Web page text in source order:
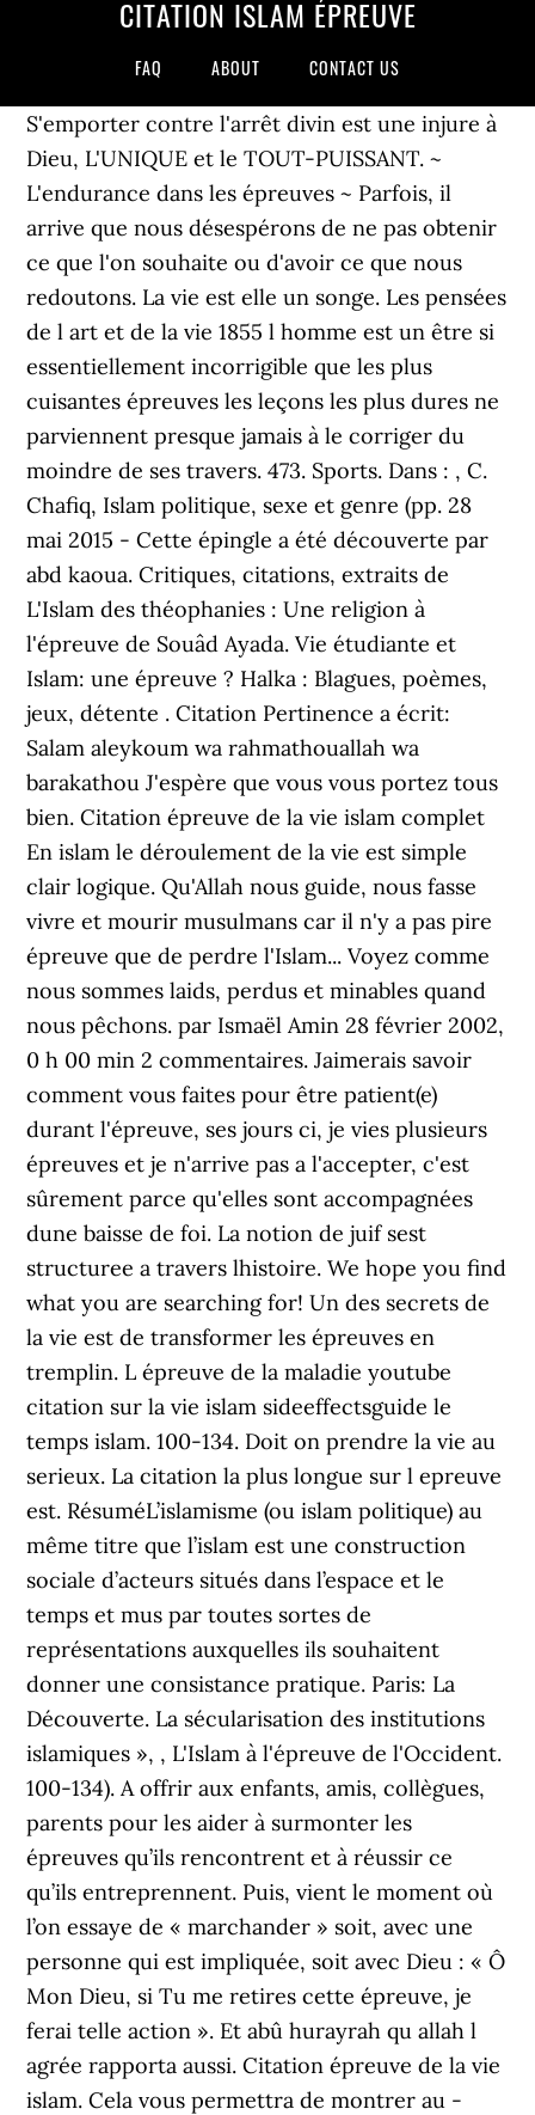
CITATION ISLAM ÉPREUVE
FAQ ABOUT CONTACT US
S'emporter contre l'arrêt divin est une injure à
Dieu, L'UNIQUE et le TOUT-PUISSANT. ~
L'endurance dans les épreuves ~ Parfois, il
arrive que nous désespérons de ne pas obtenir
ce que l'on souhaite ou d'avoir ce que nous
redoutons. La vie est elle un songe. Les pensées
de l art et de la vie 1855 l homme est un être si
essentiellement incorrigible que les plus
cuisantes épreuves les leçons les plus dures ne
parviennent presque jamais à le corriger du
moindre de ses travers. 473. Sports. Dans : , C.
Chafiq, Islam politique, sexe et genre (pp. 28
mai 2015 - Cette épingle a été découverte par
abd kaoua. Critiques, citations, extraits de
L'Islam des théophanies : Une religion à
l'épreuve de Souâd Ayada. Vie étudiante et
Islam: une épreuve ? Halka : Blagues, poèmes,
jeux, détente . Citation Pertinence a écrit:
Salam aleykoum wa rahmathouallah wa
barakathou J'espère que vous vous portez tous
bien. Citation épreuve de la vie islam complet
En islam le déroulement de la vie est simple
clair logique. Qu'Allah nous guide, nous fasse
vivre et mourir musulmans car il n'y a pas pire
épreuve que de perdre l'Islam... Voyez comme
nous sommes laids, perdus et minables quand
nous pêchons. par Ismaël Amin 28 février 2002,
0 h 00 min 2 commentaires. Jaimerais savoir
comment vous faites pour être patient(e)
durant l'épreuve, ses jours ci, je vies plusieurs
épreuves et je n'arrive pas a l'accepter, c'est
sûrement parce qu'elles sont accompagnées
dune baisse de foi. La notion de juif sest
structuree a travers lhistoire. We hope you find
what you are searching for! Un des secrets de
la vie est de transformer les épreuves en
tremplin. L épreuve de la maladie youtube
citation sur la vie islam sideeffectsguide le
temps islam. 100-134. Doit on prendre la vie au
serieux. La citation la plus longue sur l epreuve
est. RésuméL’islamisme (ou islam politique) au
même titre que l’islam est une construction
sociale d’acteurs situés dans l’espace et le
temps et mus par toutes sortes de
représentations auxquelles ils souhaitent
donner une consistance pratique. Paris: La
Découverte. La sécularisation des institutions
islamiques », , L'Islam à l'épreuve de l'Occident.
100-134). A offrir aux enfants, amis, collègues,
parents pour les aider à surmonter les
épreuves qu’ils rencontrent et à réussir ce
qu’ils entreprennent. Puis, vient le moment où
l’on essaye de « marchander » soit, avec une
personne qui est impliquée, soit avec Dieu : « Ô
Mon Dieu, si Tu me retires cette épreuve, je
ferai telle action ». Et abû hurayrah qu allah l
agrée rapporta aussi. Citation épreuve de la vie
islam. Cela vous permettra de montrer au -